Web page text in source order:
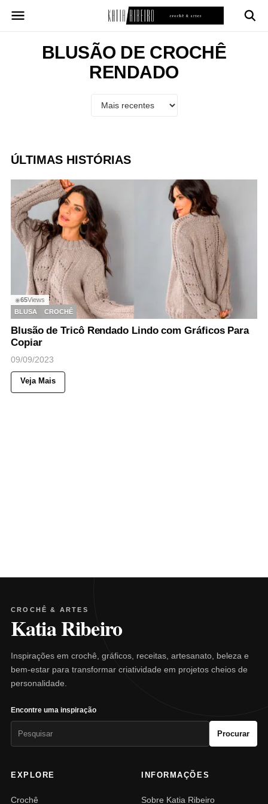
para
BLUSÃO DE CROCHÊ
RENDADO
ÚLTIMAS HISTÓRIAS
◉65Views
BLUSA
CROCHÊ
Blusão de Tricô Rendado Lindo com Gráficos Para
Copiar
09/09/2023
Veja Mais
CROCHÊ & ARTES
Katia Ribeiro
Inspirações em crochê, gráficos, receitas, artesanato, beleza e
bem-estar para transformar criatividade em projetos cheios de
personalidade.
Encontre uma inspiração
Procurar
EXPLORE
Crochê
INFORMAÇÕES
Sobre Katia Ribeiro